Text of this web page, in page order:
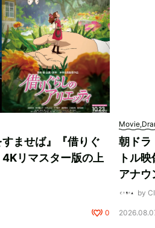
ませば』『借りぐ
リマスター版の上
0
朝ドラ
トル
アナウ
by